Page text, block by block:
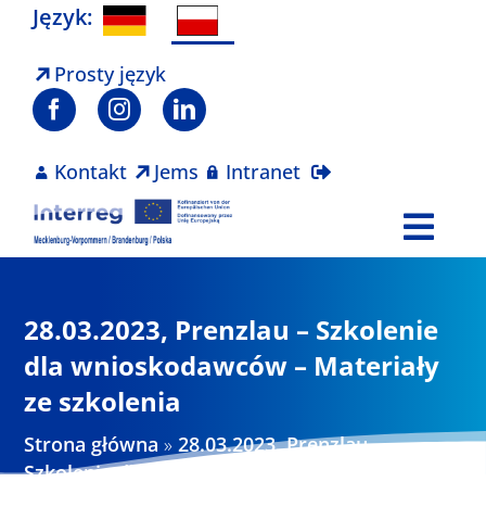
Skip
content
Język:
Prosty język
Kontakt Jems Intranet
Projekty
Aktualności
28.03.2023, Prenzlau – Szkolenie
dla wnioskodawców – Materiały
ze szkolenia
Strona główna »28.03.2023, Prenzlau –
Szkolenie dla wnioskodawców – Materiały ze